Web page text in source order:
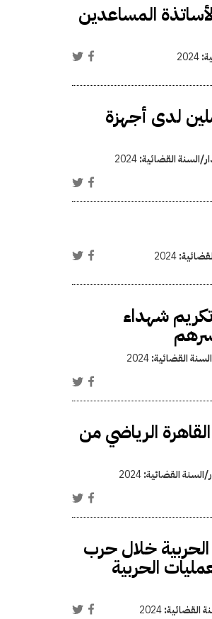
المساعدين
2024
لدى أجهزة
السنة القضائية:2024
2024
شهداء
القضائية:2024
الرياضي من
السنة القضائية:2024
الحربية خلال حرب
الحربية
القضائية:2024